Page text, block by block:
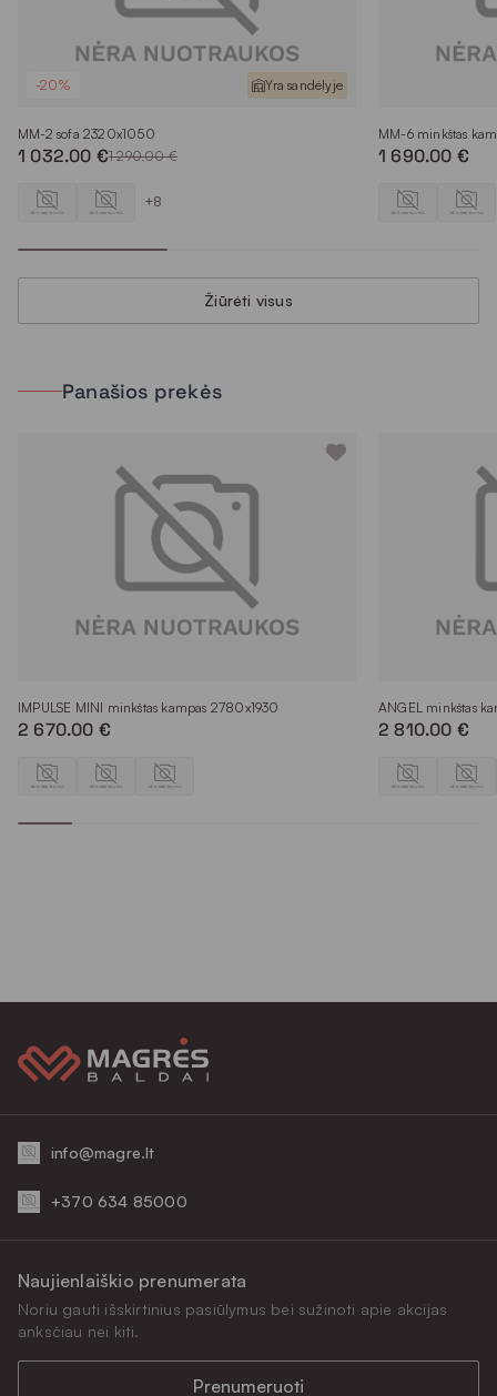
-20% Yra sandėlyje
MM-2 sofa 2320x1050
1 032.00 €1 290.00 €
+8
MM-6 minkštas
1 690.00 €
Žiūrėti visus
Panašios prekės
IMPULSE MINI minkštas kampas 2780x1930
2 670.00 €
ANGEL minkštas
2 810.00 €
info@magre.lt
+370 634 85000
Naujienlaiškio prenumerata
Noriu gauti išskirtinius pasiūlymus bei sužinoti apie akcijas
anksčiau nei kiti.
Prenumeruoti